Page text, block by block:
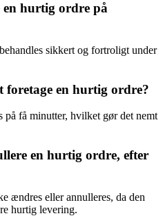
en hurtig ordre på
sikkert og fortroligt under
en hurtig ordre?
på få minutter, hvilket gør det nemt
en hurtig ordre, efter
ændres eller annulleres, da den
hurtig levering.